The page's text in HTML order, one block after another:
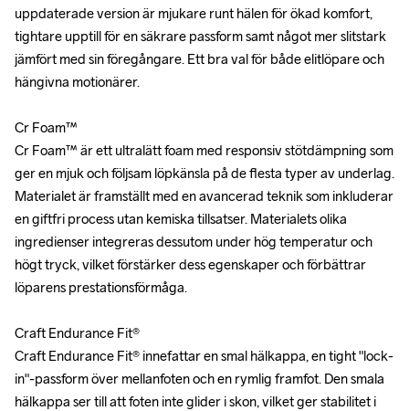
uppdaterade version är mjukare runt hälen för ökad komfort,
tightare upptill för en säkrare passform samt något mer slitstark
jämfört med sin föregångare. Ett bra val för både elitlöpare och
hängivna motionärer.
Cr Foam™
Cr Foam™ är ett ultralätt foam med responsiv stötdämpning som
ger en mjuk och följsam löpkänsla på de flesta typer av underlag.
Materialet är framställt med en avancerad teknik som inkluderar
en giftfri process utan kemiska tillsatser. Materialets olika
ingredienser integreras dessutom under hög temperatur och
högt tryck, vilket förstärker dess egenskaper och förbättrar
löparens prestationsförmåga.
Craft Endurance Fit®
Craft Endurance Fit® innefattar en smal hälkappa, en tight "lock-
in"-passform över mellanfoten och en rymlig framfot. Den smala
hälkappa ser till att foten inte glider i skon, vilket ger stabilitet i
uppdaterade version är mjukare runt hälen för ökad komfort,
tightare upptill för en säkrare passform samt något mer slitstark
jämfört med sin föregångare. Ett bra val för både elitlöpare och
hängivna motionärer.
Cr Foam™
Cr Foam™ är ett ultralätt foam med responsiv stötdämpning som
ger en mjuk och följsam löpkänsla på de flesta typer av underlag.
Materialet är framställt med en avancerad teknik som inkluderar
en giftfri process utan kemiska tillsatser. Materialets olika
ingredienser integreras dessutom under hög temperatur och
högt tryck, vilket förstärker dess egenskaper och förbättrar
löparens prestationsförmåga.
Craft Endurance Fit®
Craft Endurance Fit® innefattar en smal hälkappa, en tight "lock-
in"-passform över mellanfoten och en rymlig framfot. Den smala
hälkappa ser till att foten inte glider i skon, vilket ger stabilitet i